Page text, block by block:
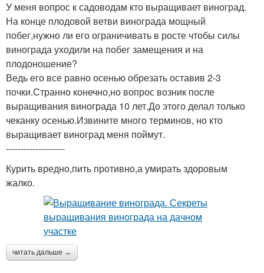
У меня вопрос к садоводам кто выращивает виноград.
На конце плодовой ветви винограда мощный
побег,нужно ли его ограничивать в росте чтобы силы
винограда уходили на побег замещения и на
плодоношение?
Ведь его все равно осенью обрезать оставив 2-3
почки.Странно конечно,но вопрос возник после
выращивания винограда 10 лет.До этого делал только
чеканку осенью.Извините много терминов, но кто
выращивает виноград меня поймут.
--------------------
Курить вредно,пить противно,а умирать здоровым
жалко.
читать дальше →